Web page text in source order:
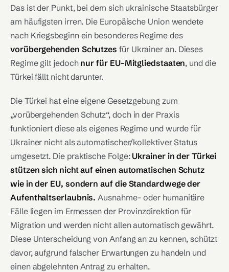
Das ist der Punkt, bei dem sich ukrainische Staatsbürger
am häufigsten irren. Die Europäische Union wendete
nach Kriegsbeginn ein besonderes Regime des
vorübergehenden Schutzes für Ukrainer an. Dieses
Regime gilt jedoch nur für EU-Mitgliedstaaten, und die
Türkei fällt nicht darunter.
Die Türkei hat eine eigene Gesetzgebung zum
„vorübergehenden Schutz“, doch in der Praxis
funktioniert diese als eigenes Regime und wurde für
Ukrainer nicht als automatischer/kollektiver Status
umgesetzt. Die praktische Folge: Ukrainer in der Türkei
stützen sich nicht auf einen automatischen Schutz
wie in der EU, sondern auf die Standardwege der
Aufenthaltserlaubnis. Ausnahme- oder humanitäre
Fälle liegen im Ermessen der Provinzdirektion für
Migration und werden nicht allen automatisch gewährt.
Diese Unterscheidung von Anfang an zu kennen, schützt
davor, aufgrund falscher Erwartungen zu handeln und
einen abgelehnten Antrag zu erhalten.